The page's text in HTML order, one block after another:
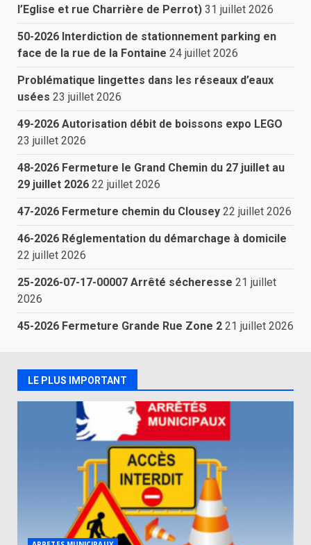
l’Eglise et rue Charrière de Perrot) 31 juillet 2026
50-2026 Interdiction de stationnement parking en
face de la rue de la Fontaine 24 juillet 2026
Problématique lingettes dans les réseaux d’eaux
usées 23 juillet 2026
49-2026 Autorisation débit de boissons expo LEGO
23 juillet 2026
48-2026 Fermeture le Grand Chemin du 27 juillet au
29 juillet 2026 22 juillet 2026
47-2026 Fermeture chemin du Clousey 22 juillet 2026
46-2026 Réglementation du démarchage à domicile
22 juillet 2026
25-2026-07-17-00007 Arrêté sécheresse 21 juillet
2026
45-2026 Fermeture Grande Rue Zone 2 21 juillet 2026
LE PLUS IMPORTANT